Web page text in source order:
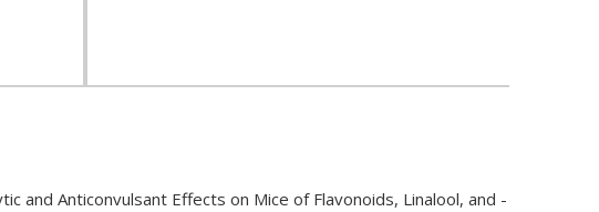
and Anticonvulsant Effects on Mice of Flavonoids, Linalool, and -